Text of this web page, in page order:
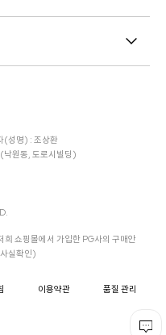
(성명) : 조상환
낙원동, 도로시빌딩)
희 쇼핑몰에서 가입한 PG사의 구매안
실확인)
이용약관 품질 관리